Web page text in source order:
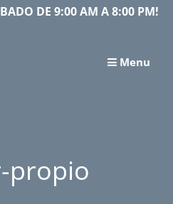
DE 9:00 AM A 8:00 PM!
Menu
propio